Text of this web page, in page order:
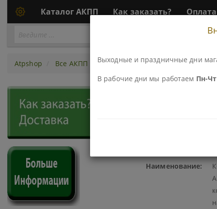
Каталог АКПП Как заказать?
Atpshop Все АКПП A6LF1-3, A6GF1, A6MF1-3
Наименование:
Выходные и праздничные дни
В рабочие дни мы работаем Пн-